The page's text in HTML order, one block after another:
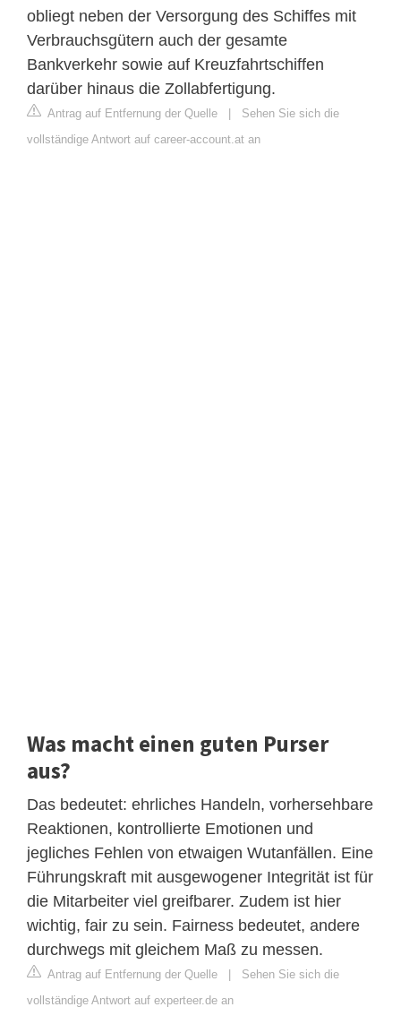
obliegt neben der Versorgung des Schiffes mit
Verbrauchsgütern auch der gesamte
Bankverkehr sowie auf Kreuzfahrtschiffen
darüber hinaus die Zollabfertigung.
Antrag auf Entfernung der Quelle | Sehen Sie sich die
vollständige Antwort auf career-account.at an
Was macht einen guten Purser
aus?
Das bedeutet: ehrliches Handeln, vorhersehbare
Reaktionen, kontrollierte Emotionen und
jegliches Fehlen von etwaigen Wutanfällen. Eine
Führungskraft mit ausgewogener Integrität ist für
die Mitarbeiter viel greifbarer. Zudem ist hier
wichtig, fair zu sein. Fairness bedeutet, andere
durchwegs mit gleichem Maß zu messen.
Antrag auf Entfernung der Quelle | Sehen Sie sich die
vollständige Antwort auf experteer.de an